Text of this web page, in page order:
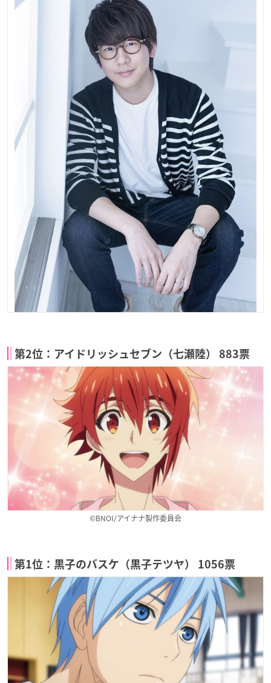
第2位：アイドリッシュセブン（七瀬陸） 883票
©BNOI/アイナナ製作委員会
第1位：黒子のバスケ（黒子テツヤ） 1056票